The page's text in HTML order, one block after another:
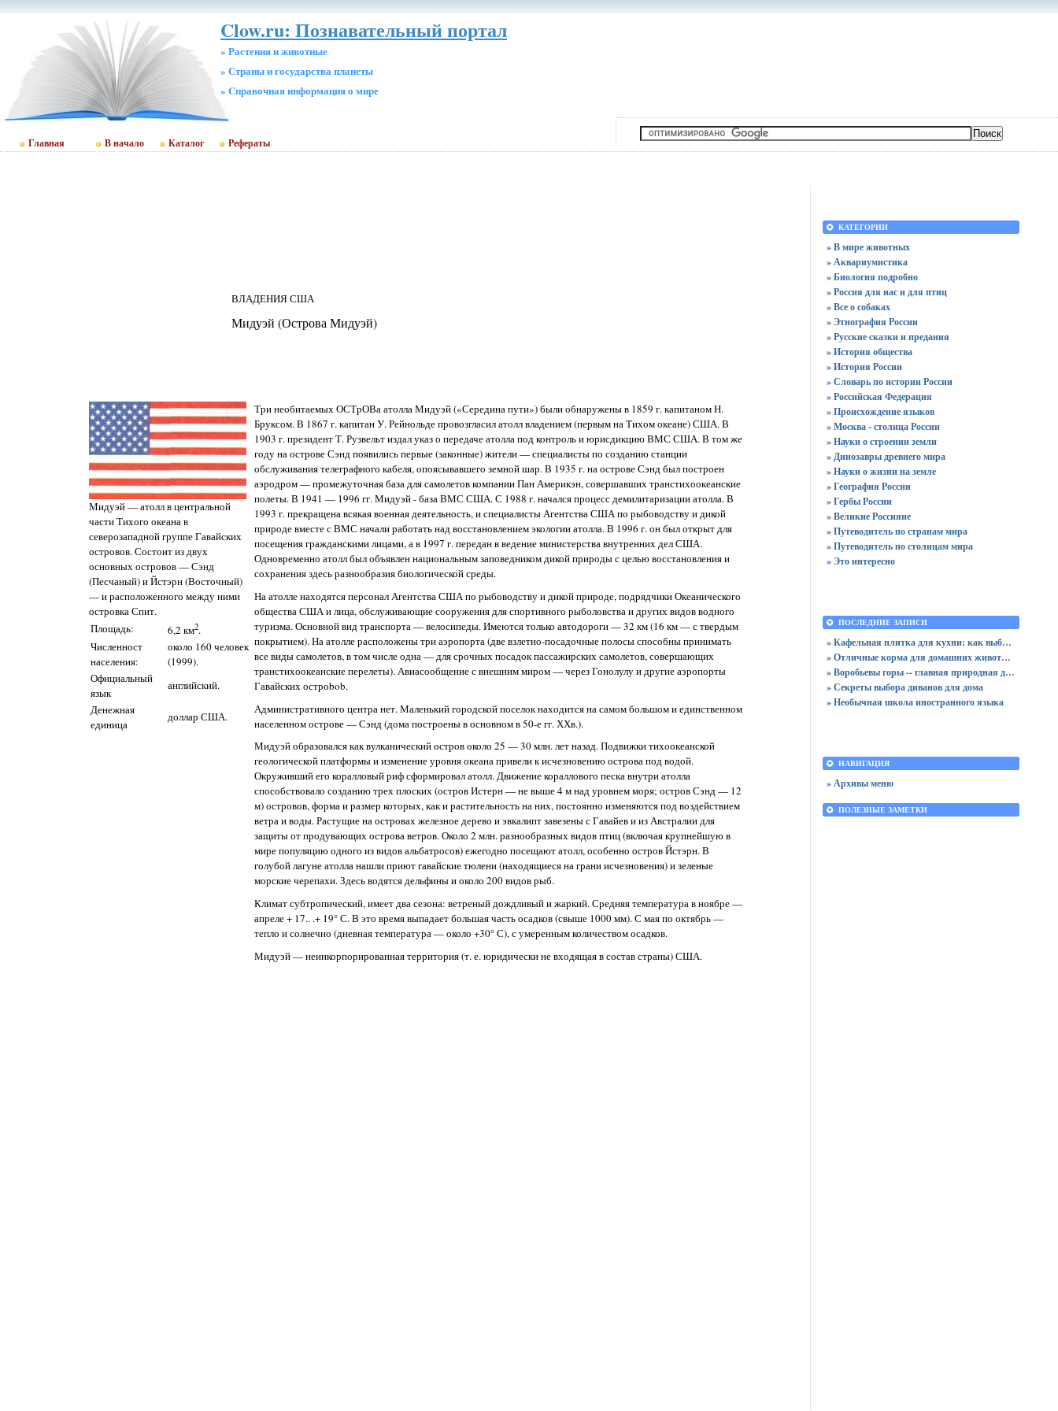
Clow.ru: Познавательный портал
» Растения и животные
» Страны и государства планеты
» Cправочная информация о мире
Главная В начало Каталог Рефераты
ВЛАДЕНИЯ США
Мидуэй (Острова Мидуэй)
Мидуэй — атолл в центральной
части Тихого океана в
северозападной группе Гавайских
островов. Состоит из двух
основных островов — Сэнд
(Песчаный) и Йстэрн (Восточный)
— и расположенного между ними
островка Спит.
Площадь:
6,2 км2.
Численност
населения:
около 160 человек
(1999).
Официальный
язык
английский.
Денежная
единица
доллар США.
Три необитаемых ОСТрОВа атолла Мидуэй («Середина пути») были обнаружены в 1859 г. капитаном Н.
Бруксом. В 1867 г. капитан У. Рейнольде провозгласил атолл владением (первым на Тихом океане) США. В
1903 г. президент Т. Рузвельт издал указ о передаче атолла под контроль и юрисдикцию ВМС США. В том же
году на острове Сэнд появились первые (законные) жители — специалисты по созданию станции
обслуживания телеграфного кабеля, опоясывавшего земной шар. В 1935 г. на острове Сэнд был построен
аэродром — промежуточная база для самолетов компании Пан Америкэн, совершавших транстихоокеанские
полеты. В 1941 — 1996 гг. Мидуэй - база ВМС США. С 1988 г. начался процесс демилитаризации атолла. В
1993 г. прекращена всякая военная деятельность, и специалисты Агентства США по рыбоводству и дикой
природе вместе с ВМС начали работать над восстановлением экологии атолла. В 1996 г. он был открыт для
посещения гражданскими лицами, а в 1997 г. передан в ведение министерства внутренних дел США.
Одновременно атолл был объявлен национальным заповедником дикой природы с целью восстановления и
сохранения здесь разнообразия биологической среды.
На атолле находятся персонал Агентства США по рыбоводству и дикой природе, подрядчики Океанического
общества США и лица, обслуживающие сооружения для спортивного рыболовства и других видов водного
туризма. Основной вид транспорта — велосипеды. Имеются только автодороги — 32 км (16 км — с твердым
покрытием). На атолле расположены три аэропорта (две взлетно-посадочные полосы способны принимать
все виды самолетов, в том числе одна — для срочных посадок пассажирских самолетов, совершающих
транстихоокеанские перелеты). Авиасообщение с внешним миром — через Гонолулу и другие аэропорты
Гавайских остроbob.
Административного центра нет. Маленький городской поселок находится на самом большом и единственном
населенном острове — Сэнд (дома построены в основном в 50-е гг. ХХв.).
Мидуэй образовался как вулканический остров около 25 — 30 млн. лет назад. Подвижки тихоокеанской
геологической платформы и изменение уровня океана привели к исчезновению острова под водой.
Окруживший его коралловый риф сформировал атолл. Движение кораллового песка внутри атолла
способствовало созданию трех плоских (остров Истерн — не выше 4 м над уровнем моря; остров Сэнд — 12
м) островов, форма и размер которых, как и растительность на них, постоянно изменяются под воздействием
ветра и воды. Растущие на островах железное дерево и эвкалипт завезены с Гавайев и из Австралии для
защиты от продувающих острова ветров. Около 2 млн. разнообразных видов птиц (включая крупнейшую в
мире популяцию одного из видов альбатросов) ежегодно посещают атолл, особенно остров Йстэрн. В
голубой лагуне атолла нашли приют гавайские тюлени (находящиеся на грани исчезновения) и зеленые
морские черепахи. Здесь водятся дельфины и около 200 видов рыб.
Климат субтропический, имеет два сезона: ветреный дождливый и жаркий. Средняя температура в ноябре —
апреле + 17.. .+ 19° С. В это время выпадает большая часть осадков (свыше 1000 мм). С мая по октябрь —
тепло и солнечно (дневная температура — около +30° С), с умеренным количеством осадков.
Мидуэй — неинкорпорированная территория (т. е. юридически не входящая в состав страны) США.
КАТЕГОРИИ
» В мире животных
» Аквариумистика
» Биология подробно
» Россия для нас и для птиц
» Все о собаках
» Этнография России
» Русские сказки и предания
» История общества
» История России
» Словарь по истории России
» Российская Федерация
» Происхождение языков
» Москва - столица России
» Науки о строении земли
» Динозавры древнего мира
» Науки о жизни на земле
» География России
» Гербы России
» Великие Россияне
» Путеводитель по странам мира
» Путеводитель по столицам мира
» Это интересно
ПОСЛЕДНИЕ ЗАПИСИ
» Кафельная плитка для кухни: как выбрать практичную отделку
» Отличные корма для домашних животных
» Воробьевы горы -- главная природная достопримечательность Москвы
» Секреты выбора диванов для дома
» Необычная школа иностранного языка
НАВИГАЦИЯ
» Архивы меню
ПОЛЕЗНЫЕ ЗАМЕТКИ